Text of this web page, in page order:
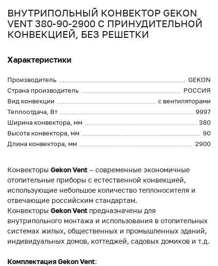
ВНУТРИПОЛЬНЫЙ КОНВЕКТОР GEKON
VENT 380-90-2900 С ПРИНУДИТЕЛЬНОЙ
КОНВЕКЦИЕЙ, БЕЗ РЕШЕТКИ
Характеристики
Производитель
GEKON
Страна производитель
РОССИЯ
Вид конвекции
с вентиляторами
Теплоотдача, Вт
9997
Ширина конвектора, мм
380
Высота конвектора, мм
90
Длина конвектора, мм
2900
Конвекторы Gekon Vent – современные экономичные
отопительные приборы с естественной конвекцией,
использующие небольшое количество теплоносителя и
отвечающие российским стандартам.
Конвекторы Gekon Vent предназначены для
внутрипольного монтажа и использования в отопительных
системах жилых, общественных и промышленных зданий,
индивидуальных домов, коттеджей, садовых домиков и т.д.
Комплектация Gekon Vent: